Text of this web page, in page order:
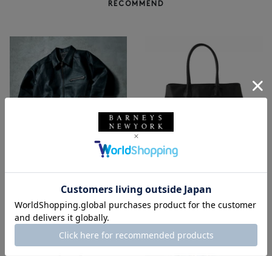
RECOMMEND
BARNEYS NEW YORK by ANC
ELLM ホースレザーブルゾン
¥165,000
¥47,300
4 colors